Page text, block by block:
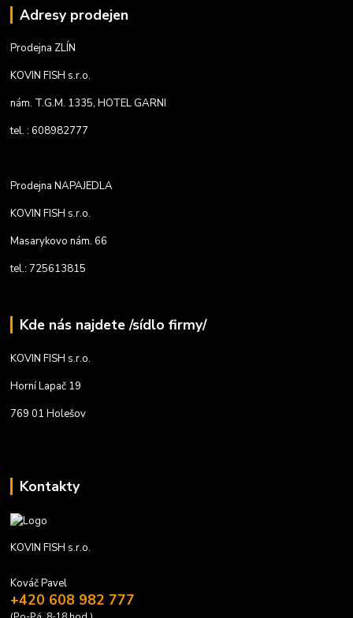
Adresy prodejen
Prodejna ZLÍN
KOVIN FISH s.r.o.
nám. T.G.M. 1335, HOTEL GARNI
tel. : 608982777
Prodejna NAPAJEDLA
KOVIN FISH s.r.o.
Masarykovo nám. 66
tel.: 725613815
Kde nás najdete /sídlo firmy/
KOVIN FISH s.r.o.
Horní Lapač 19
769 01 Holešov
Kontakty
KOVIN FISH s.r.o.
Kováč Pavel
+420 608 982 777